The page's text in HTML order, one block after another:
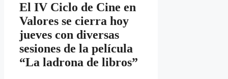
El IV Ciclo de Cine en
Valores se cierra hoy
jueves con diversas
sesiones de la película
“La ladrona de libros”